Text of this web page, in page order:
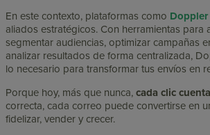
En este contexto, plataformas como Doppler
aliados estratégicos. Con herramientas para
segmentar audiencias, optimizar campañas
analizar resultados de forma centralizada,
lo necesario para transformar tus envíos en
Porque hoy, más que nunca,cada clic cuenta
correcta, cada correo puede convertirse en
fidelizar, vender y crecer.